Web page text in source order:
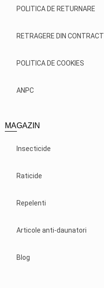
POLITICA DE RETURNARE
RETRAGERE DIN CONTRACT
POLITICA DE COOKIES
ANPC
MAGAZIN
Insecticide
Raticide
Repelenti
Articole anti-daunatori
Blog